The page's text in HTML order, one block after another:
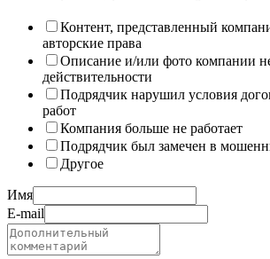
Контент, представленный
авторские права
Описание и/или фото компании
действительности
Подрядчик нарушил условия
работ
Компания больше не работает
Подрядчик был замечен в
Другое
Имя
E-mail